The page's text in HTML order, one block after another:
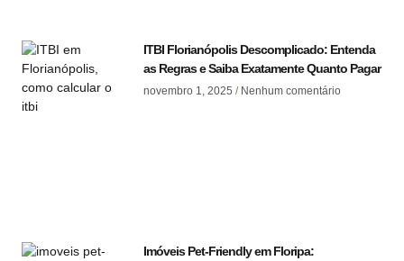
ITBI Florianópolis Descomplicado: Entenda
as Regras e Saiba Exatamente Quanto Pagar
novembro 1, 2025 Nenhum comentário
Imóveis Pet-Friendly em Floripa: